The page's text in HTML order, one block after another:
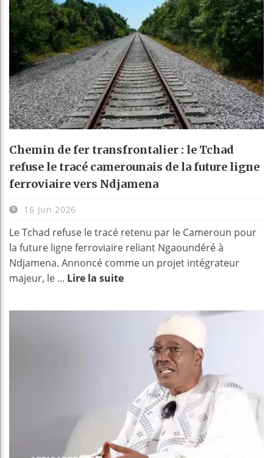
Chemin de fer transfrontalier : le Tchad
refuse le tracé camerounais de la future ligne
ferroviaire vers Ndjamena
16 Jun 2026
Le Tchad refuse le tracé retenu par le Cameroun pour
la future ligne ferroviaire reliant Ngaoundéré à
Ndjamena. Annoncé comme un projet intégrateur
majeur, le ... Lire la suite